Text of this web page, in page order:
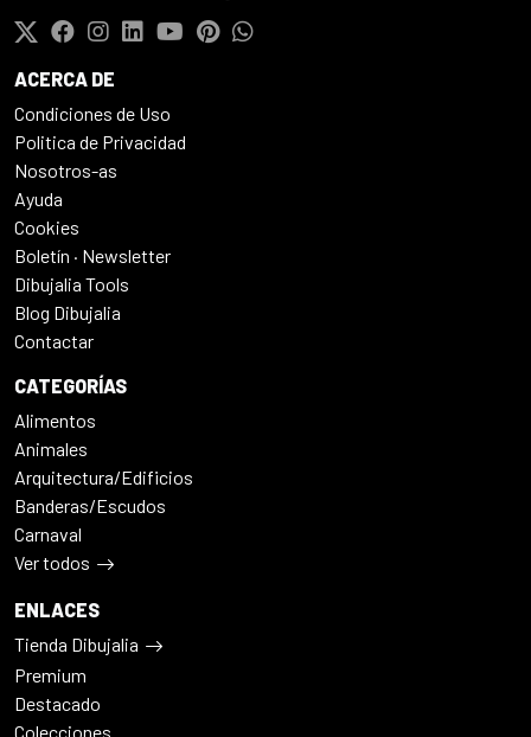
ACERCA DE
Condiciones de Uso
Politica de Privacidad
Nosotros-as
Ayuda
Cookies
Boletín · Newsletter
Dibujalia Tools
Blog Dibujalia
Contactar
CATEGORÍAS
Alimentos
Animales
Arquitectura/Edificios
Banderas/Escudos
Carnaval
Ver todos
ENLACES
Tienda Dibujalia
Premium
Destacado
Colecciones